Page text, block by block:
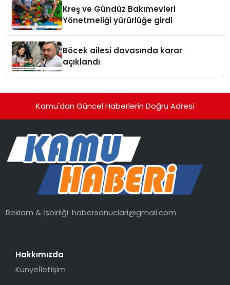
Kreş ve Gündüz Bakımevleri
Yönetmeliği yürürlüğe girdi
Böcek ailesi davasında karar
açıklandı
Kamu'dan Güncel Haberlerin Doğru Adresi
Reklam & İşbirliği:habersonuclari@gmail.com
Hakkımızda
Künyeİletişim